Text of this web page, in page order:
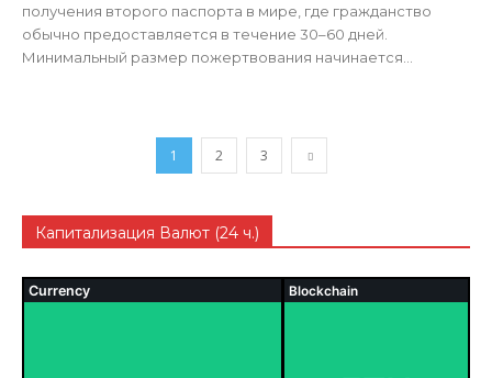
получения второго паспорта в мире, где гражданство
обычно предоставляется в течение 30–60 дней.
Минимальный размер пожертвования начинается...
1 2 3
Капитализация Валют (24 ч.)